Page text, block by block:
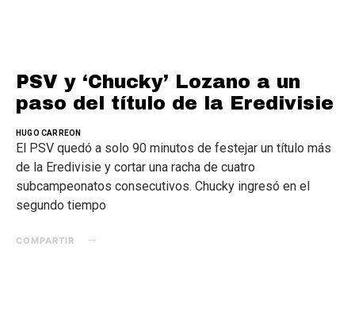
PSV y ‘Chucky’ Lozano a un
paso del título de la Eredivisie
HUGO CARREON
El PSV quedó a solo 90 minutos de festejar un título más
de la Eredivisie y cortar una racha de cuatro
subcampeonatos consecutivos. Chucky ingresó en el
segundo tiempo
COMPARTIR